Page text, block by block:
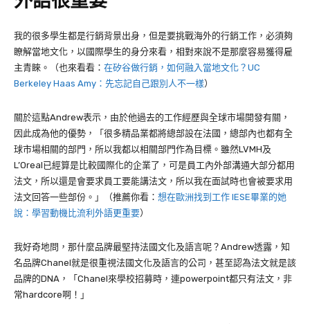
我的很多學生都是行銷背景出身，但是要挑戰海外的行銷工作，必須夠
瞭解當地文化，以國際學生的身分來看，相對來說不是那麼容易獲得雇
主青睞。（也來看看： 在矽谷做行銷，如何融入當地文化？UC
Berkeley Haas Amy：先忘記自己跟別人不一樣）
關於這點Andrew表示，由於他過去的工作經歷與全球市場開發有關，
因此成為他的優勢，「很多精品業都將總部設在法國，總部內也都有全
球市場相關的部門，所以我都以相關部門作為目標。雖然LVMH及
L’Oreal已經算是比較國際化的企業了，可是員工內外部溝通大部分都用
法文，所以還是會要求員工要能講法文，所以我在面試時也會被要求用
法文回答一些部份。」（推薦你看： 想在歐洲找到工作 IESE畢業的她
說：學習動機比流利外語更重要）
我好奇地問，那什麼品牌最堅持法國文化及語言呢？ Andrew透露，知
名品牌Chanel就是很重視法國文化及語言的公司，甚至認為法文就是該
品牌的DNA ，「Chanel來學校招募時，連powerpoint都只有法文，非
常hardcore啊！」